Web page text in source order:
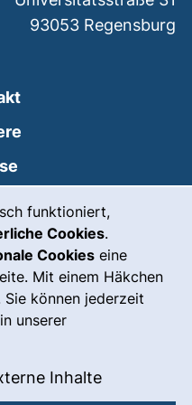
funktioniert,
Cookies.
Cookies eine
Mit einem Häkchen
Sie können jederzeit
unserer
Cookies akzeptieren
Inhalte: Externe
(externer Link, öffnet
93053 Regensburg